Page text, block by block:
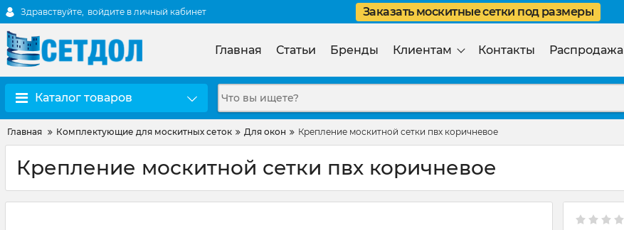
Здравствуйте, войдите в личный кабинет Заказать москитные сетки под размеры
Главная Статьи Бренды Клиентам Контакты Распродажа
Каталог товаров
Главная Комплектующие для москитных сеток Для окон Крепление москитной сетки пвх коричневое
Крепление москитной сетки пвх коричневое